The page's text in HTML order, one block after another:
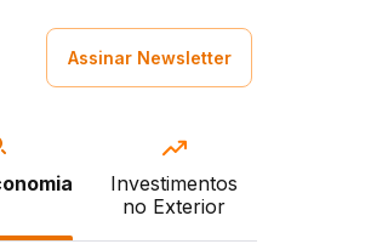
Assinar Newsletter
Investimentos
no Exterior